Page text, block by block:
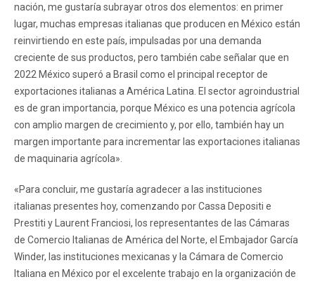
nación, me gustaría subrayar otros dos elementos: en primer
lugar, muchas empresas italianas que producen en México están
reinvirtiendo en este país, impulsadas por una demanda
creciente de sus productos, pero también cabe señalar que en
2022 México superó a Brasil como el principal receptor de
exportaciones italianas a América Latina. El sector agroindustrial
es de gran importancia, porque México es una potencia agrícola
con amplio margen de crecimiento y, por ello, también hay un
margen importante para incrementar las exportaciones italianas
de maquinaria agrícola».
«Para concluir, me gustaría agradecer a las instituciones
italianas presentes hoy, comenzando por Cassa Depositi e
Prestiti y Laurent Franciosi, los representantes de las Cámaras
de Comercio Italianas de América del Norte, el Embajador García
Winder, las instituciones mexicanas y la Cámara de Comercio
Italiana en México por el excelente trabajo en la organización de